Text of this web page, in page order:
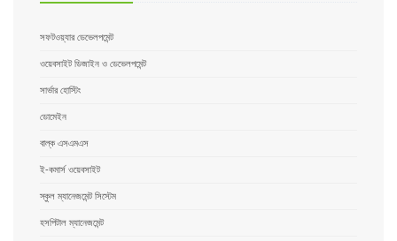
সফটওয়্যার ডেভেলপমেন্ট
ওয়েবসাইট ডিজাইন ও ডেভেলপমেন্ট
সার্ভার হোস্টিং
ডোমেইন
বাল্ক এসএমএস
ই-কমার্স ওয়েবসাইট
স্কুল ম্যানেজমেন্ট সিস্টেম
হসপিটাল ম্যানেজমেন্ট